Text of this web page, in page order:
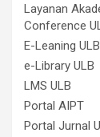
Layanan
Conference
E-Leaning ULB
e-Library ULB
LMS ULB
Portal AIPT
Portal Jurnal